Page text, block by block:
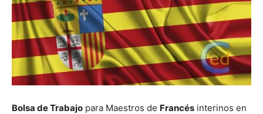
Bolsa de Trabajo para Maestros de Francés interinos en